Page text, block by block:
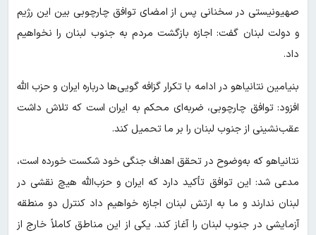
صهیونیستی در سخنانی پس از امضای توافق چارچوبی بین این رژیم
و دولت لبنان گفت: اجازه بازگشت مردم به جنوب لبنان را نخواهیم
داد.
بنیامین نتانیاهو در ادامه با تکرار گزافه گویی‌ها درباره ایران و حزب الله
افزود: توافق چارچوبی، ضربه‌ای محکم به ایران است که تلاش داشت
عقب‌نشینی از جنوب لبنان را بر ما تحمیل کند.
نتانیاهو که به‌وضوح در تحقق اهداف جنگی خود شکست خورده است،‌
مدعی شد: این توافق تأکید دارد که ایران و حزب‌الله هیچ نقشی در
لبنان ندارند و ما به ارتش لبنان اجازه خواهیم داد کنترل دو منطقه
آزمایشی در جنوب لبنان را آغاز کند. یکی از این مناطق کاملاً خارج از